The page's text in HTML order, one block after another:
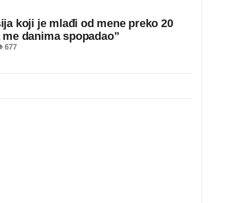
koji je mlađi od mene preko 20
danima spopadao”